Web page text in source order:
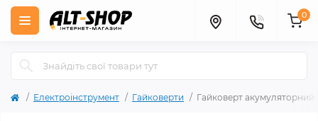
0
Електроінструмент Гайковерти Гайковерт акумуляторний